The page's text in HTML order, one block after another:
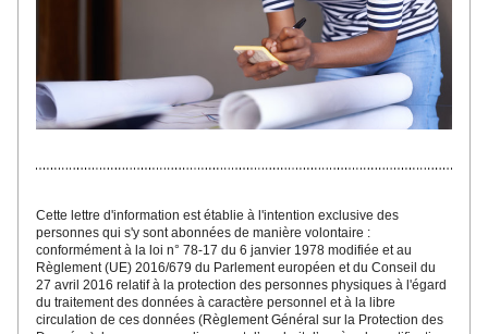
Cette lettre d'information est établie à l'intention exclusive des
personnes qui s'y sont abonnées de manière volontaire :
conformément à la loi n° 78-17 du 6 janvier 1978 modifiée et au
Règlement (UE) 2016/679 du Parlement européen et du Conseil du
27 avril 2016 relatif à la protection des personnes physiques à l'égard
du traitement des données à caractère personnel et à la libre
circulation de ces données (Règlement Général sur la Protection des